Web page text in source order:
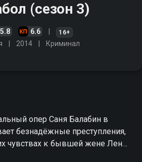
(сезон 3)
5.8 6.6 16+
2014 Криминал
опер Саня Балабин в
безнадёжные преступления,
чувствах к бывшей жене Лене
за развитием романа